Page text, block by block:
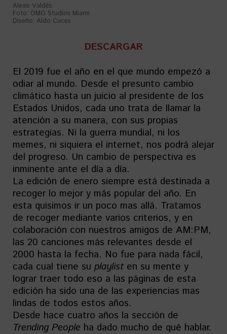
Alexis Valdés
Foto: OMG Studios Miami
Diseño: Aldo Cuces
DESCARGAR
El 2019 fue el año en el que mundo empezó a
odiar al mundo. Desde el presunto cambio
climático hasta un juicio al presidente de los
Estados Unidos, cada uno trata de llamar la
atención a su manera, con sus propias
estrategias. Ni la guerra mundial, ni los
memes, ni siquiera el internet, nos podrá alejar
del progreso. Un cambio de perspectiva es
inminente ante el día a día.
La edición de enero siempre está destinada a
recoger lo mejor y más popular del año. En
esta quisimos ir un poco mas allá. Tratamos
de recoger mediante varios criterios, y en
colaboración con nuestros amigos de AM:PM,
las 20 canciones más relevantes desde el
2000 hasta la fecha. No fue para nada fácil,
cada cual tiene su playlist en su mente y
lograr traer todo eso a las páginas de esta
edición ha sido una de las experiencias mas
lindas de todos estos años.
Desde hace cuatro años la sección de
Trending People ha dado mucho de qué hablar.